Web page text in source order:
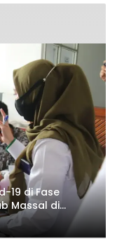
19 di Fase
Massal di